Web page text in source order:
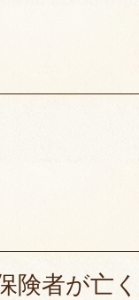
険者が亡